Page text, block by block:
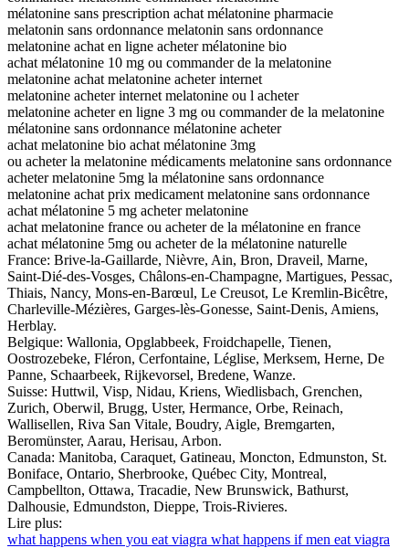
mélatonine sans prescription achat mélatonine pharmacie
melatonin sans ordonnance melatonin sans ordonnance
melatonine achat en ligne acheter mélatonine bio
achat mélatonine 10 mg ou commander de la melatonine
melatonine achat melatonine acheter internet
melatonine acheter internet melatonine ou l acheter
melatonine acheter en ligne 3 mg ou commander de la melatonine
mélatonine sans ordonnance mélatonine acheter
achat melatonine bio achat mélatonine 3mg
ou acheter la melatonine médicaments melatonine sans ordonnance
acheter melatonine 5mg la mélatonine sans ordonnance
melatonine achat prix medicament melatonine sans ordonnance
achat mélatonine 5 mg acheter melatonine
achat melatonine france ou acheter de la mélatonine en france
achat mélatonine 5mg ou acheter de la mélatonine naturelle
France: Brive-la-Gaillarde, Nièvre, Ain, Bron, Draveil, Marne,
Saint-Dié-des-Vosges, Châlons-en-Champagne, Martigues, Pessac,
Thiais, Nancy, Mons-en-Barœul, Le Creusot, Le Kremlin-Bicêtre,
Charleville-Mézières, Garges-lès-Gonesse, Saint-Denis, Amiens,
Herblay.
Belgique: Wallonia, Opglabbeek, Froidchapelle, Tienen,
Oostrozebeke, Fléron, Cerfontaine, Léglise, Merksem, Herne, De
Panne, Schaarbeek, Rijkevorsel, Bredene, Wanze.
Suisse: Huttwil, Visp, Nidau, Kriens, Wiedlisbach, Grenchen,
Zurich, Oberwil, Brugg, Uster, Hermance, Orbe, Reinach,
Wallisellen, Riva San Vitale, Boudry, Aigle, Bremgarten,
Beromünster, Aarau, Herisau, Arbon.
Canada: Manitoba, Caraquet, Gatineau, Moncton, Edmunston, St.
Boniface, Ontario, Sherbrooke, Québec City, Montreal,
Campbellton, Ottawa, Tracadie, New Brunswick, Bathurst,
Dalhousie, Edmundston, Dieppe, Trois-Rivieres.
Lire plus:
what happens when you eat viagra what happens if men eat viagra